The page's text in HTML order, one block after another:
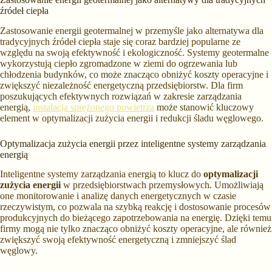
źródeł ciepła
Zastosowanie energii geotermalnej w przemyśle jako alternatywa dla
tradycyjnych źródeł ciepła staje się coraz bardziej popularne ze
względu na swoją efektywność i ekologiczność. Systemy geotermalne
wykorzystują ciepło zgromadzone w ziemi do ogrzewania lub
chłodzenia budynków, co może znacząco obniżyć koszty operacyjne i
zwiększyć niezależność energetyczną przedsiębiorstw. Dla firm
poszukujących efektywnych rozwiązań w zakresie zarządzania
energią, instalacja sprężonego powietrza może stanowić kluczowy
element w optymalizacji zużycia energii i redukcji śladu węglowego.
Optymalizacja zużycia energii przez inteligentne systemy zarządzania
energią
Inteligentne systemy zarządzania energią to klucz do optymalizacji
zużycia energiiw przedsiębiorstwach przemysłowych. Umożliwiają
one monitorowanie i analizę danych energetycznych w czasie
rzeczywistym, co pozwala na szybką reakcję i dostosowanie procesów
produkcyjnych do bieżącego zapotrzebowania na energię. Dzięki temu
firmy mogą nie tylko znacząco obniżyć koszty operacyjne, ale również
zwiększyć swoją efektywność energetyczną i zmniejszyć ślad
węglowy.